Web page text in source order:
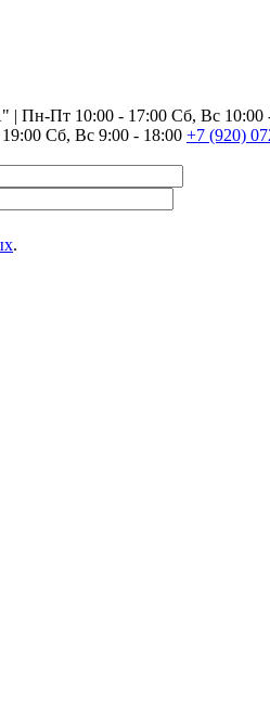
| Пн-Пт 10:00 - 17:00 Сб, Вс 10:00
Сб, Вс 9:00 - 18:00 +7 (920)
.